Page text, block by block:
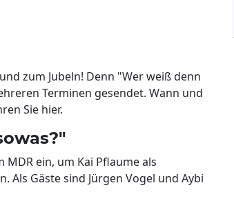
zum Jubeln! Denn "Wer weiß denn
Terminen gesendet. Wann und
Sie hier.
MDR ein, um Kai Pflaume als
Als Gäste sind Jürgen Vogel und Aybi